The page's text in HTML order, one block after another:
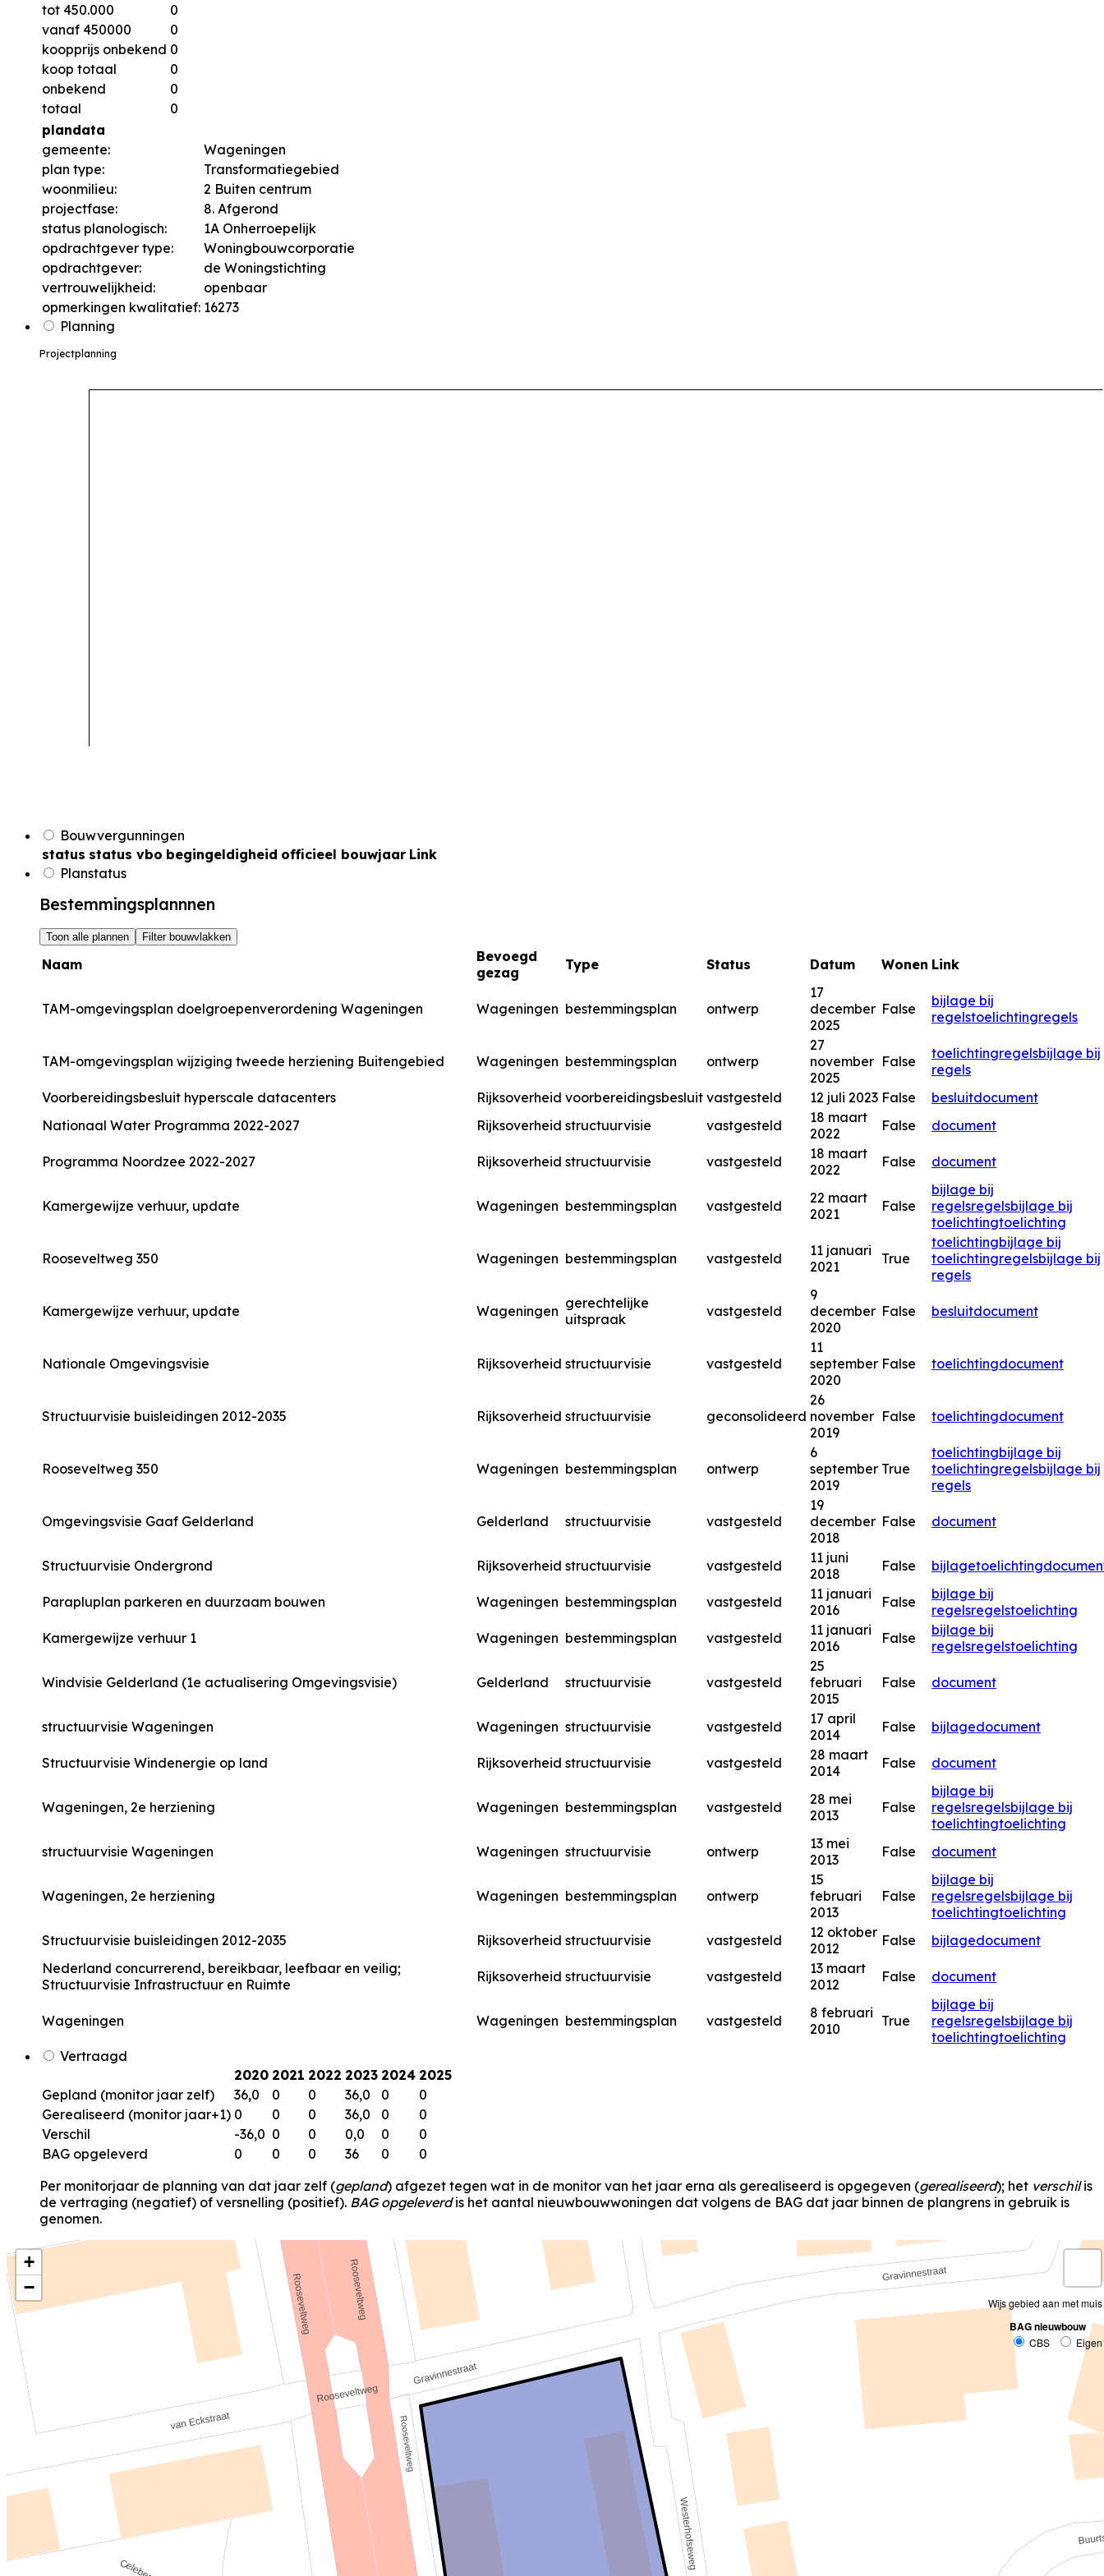
tot 450.000
0
vanaf 450000
0
koopprijs onbekend 0
koop totaal
0
onbekend
0
totaal
0
plandata
gemeente:
Wageningen
plan type:
Transformatiegebied
woonmilieu:
2 Buiten centrum
projectfase:
8. Afgerond
status planologisch:
1A Onherroepelijk
opdrachtgever type:
Woningbouwcorporatie
opdrachtgever:
de Woningstichting
vertrouwelijkheid:
openbaar
opmerkingen kwalitatief: 16273
Planning
Projectplanning
Bouwvergunningen
status status vbo begingeldigheid officieel bouwjaar Link
Planstatus
Bestemmingsplannnen
Toon alle plannen Filter bouwvlakken
Naam
Bevoegd
gezag
Type Status Datum Wonen Link
TAM-omgevingsplan doelgroepenverordening Wageningen Wageningen bestemmingsplan ontwerp
17
december
2025
False
bijlage bij
regelstoelichtingregels
TAM-omgevingsplan wijziging tweede herziening Buitengebied Wageningen bestemmingsplan ontwerp
27
november
2025
False toelichtingregelsbijlage bij
regels
Voorbereidingsbesluit hyperscale datacenters
Rijksoverheid voorbereidingsbesluit vastgesteld 12 juli 2023 False
besluitdocument
Nationaal Water Programma 2022-2027
Rijksoverheid structuurvisie vastgesteld
18 maart
2022
False document
Programma Noordzee 2022-2027 Rijksoverheid structuurvisie vastgesteld
18 maart
2022
False document
Kamergewijze verhuur, update Wageningen bestemmingsplan vastgesteld
22 maart
2021
False
bijlage bij
regelsregelsbijlage bij
toelichtingtoelichting
Rooseveltweg 350 Wageningen bestemmingsplan vastgesteld
11 januari
2021
True
toelichtingbijlage bij
toelichtingregelsbijlage bij
regels
Kamergewijze verhuur, update Wageningen gerechtelijke
uitspraak
vastgesteld
9
december
2020
False besluitdocument
Nationale Omgevingsvisie Rijksoverheid structuurvisie vastgesteld
11
september
2020
False toelichtingdocument
Structuurvisie buisleidingen 2012-2035 Rijksoverheid structuurvisie geconsolideerd
26
november
2019
False toelichtingdocument
Rooseveltweg 350 Wageningen bestemmingsplan ontwerp
6
september
2019
True
toelichtingbijlage bij
toelichtingregelsbijlage bij
regels
Omgevingsvisie Gaaf Gelderland Gelderland structuurvisie vastgesteld
19
december
2018
False document
Structuurvisie Ondergrond Rijksoverheid structuurvisie vastgesteld
11 juni
2018
False bijlagetoelichting
Parapluplan parkeren en duurzaam bouwen Wageningen bestemmingsplan vastgesteld
11 januari
2016
False
bijlage bij
regelsregelstoelichting
Kamergewijze verhuur 1
Wageningen bestemmingsplan vastgesteld
11 januari
2016
False
bijlage bij
regelsregelstoelichting
Windvisie Gelderland (1e actualisering Omgevingsvisie) Gelderland structuurvisie vastgesteld
25
februari
2015
False document
structuurvisie Wageningen Wageningen structuurvisie vastgesteld
17 april
2014
False bijlagedocument
Structuurvisie Windenergie op land Rijksoverheid structuurvisie vastgesteld
28 maart
2014
False document
Wageningen, 2e herziening Wageningen bestemmingsplan vastgesteld
28 mei
2013
False
bijlage bij
regelsregelsbijlage bij
toelichtingtoelichting
structuurvisie Wageningen
Wageningen structuurvisie ontwerp
13 mei
2013
False document
Wageningen, 2e herziening Wageningen bestemmingsplan ontwerp
15
februari
2013
False
bijlage bij
regelsregelsbijlage bij
toelichtingtoelichting
Structuurvisie buisleidingen 2012-2035
Rijksoverheid structuurvisie vastgesteld
12 oktober
2012
False bijlagedocument
Nederland concurrerend, bereikbaar, leefbaar en veilig;
Structuurvisie Infrastructuur en Ruimte
Rijksoverheid structuurvisie vastgesteld
13 maart
2012
False document
Wageningen Wageningen bestemmingsplan vastgesteld
8 februari
2010
True
bijlage bij
regelsregelsbijlage bij
toelichtingtoelichting
Vertraagd
2020 2021 2022 2023 2024 2025
Gepland (monitor jaar zelf)
36,0 0 0 36,0 0
0
Gerealiseerd (monitor jaar+1) 0 0 0 36,0 0
0
Verschil
-36,0 0 0 0,0 0
0
BAG opgeleverd
0 0 0 36 0
0
Per monitorjaar de planning van dat jaar zelf (gepland) afgezet tegen wat in de monitor van het jaar erna als gerealiseerd is opgegeven (gerealiseerd); het verschilis
de vertraging (negatief) of versnelling (positief). BAG opgeleverdis het aantal nieuwbouwwoningen dat volgens de BAG dat jaar binnen de plangrens in gebruik is
genomen.
+
−
Wijs gebied aan met muis
BAG nieuwbouw
CBS Eigen